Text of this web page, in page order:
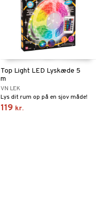
Top Light LED Lyskæde 5
m
VN LEK
Lys dit rum op på en sjov måde!
119 kr.